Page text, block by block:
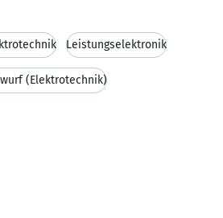
Leistungselektronik
(Elektrotechnik)